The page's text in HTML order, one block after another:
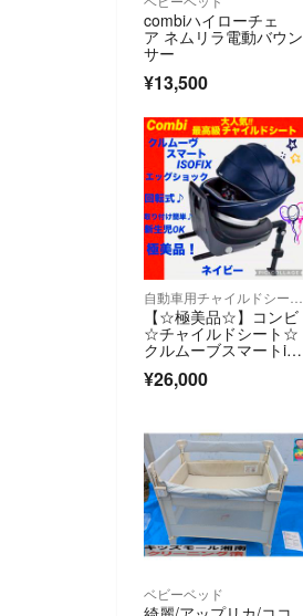
combiハイローチェ
ア ネムリラ電動バウン
サー
¥13,500
【☆極美品☆】コンビ
☆チャイルドシート☆
クルムーブスマートiso
¥26,000
ベビーベッド